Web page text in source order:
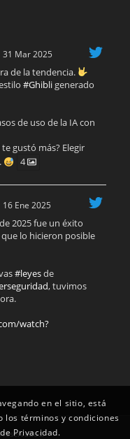
31 Mar 2025
de la tendencia.
#Ghibligenerado
de uso de la IA con
gustó más? Elegir
4
16 Ene 2025
de 2025 fue un éxito
lo hicieron posible
#leyesde
, tuvimos
watch?
en el sitio, está
los términos y condiciones
Privacidad.